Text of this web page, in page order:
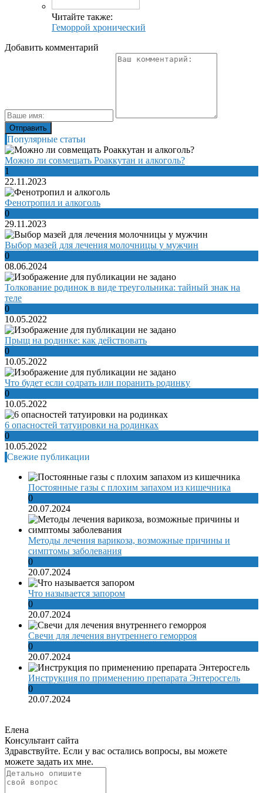
Читайте также:
Геморрой хронический
Добавить комментарий
Популярные статьи
Можно ли совмещать Роаккутан и алкоголь?
1
22.11.2023
Фенотропил и алкоголь
0
29.11.2023
Выбор мазей для лечения молочницы у мужчин
0
08.06.2024
Толкование родинок в виде треугольника: тайный знак на
теле
0
10.05.2022
Прыщ на родинке: как действовать
0
10.05.2022
Что будет если содрать или поранить родинку
0
10.05.2022
6 опасностей татуировки на родинках
0
10.05.2022
Свежие публикации
Постоянные газы с плохим запахом из кишечника
0
20.07.2024
Методы лечения варикоза, возможные причины и
симптомы заболевания
0
20.07.2024
Что называется запором
0
20.07.2024
Свечи для лечения внутреннего геморроя
0
20.07.2024
Инструкция по применению препарата Энтеросгель
0
20.07.2024
Елена
Консультант сайта
Здравствуйте. Если у вас остались вопросы, вы можете
можете задать их мне.